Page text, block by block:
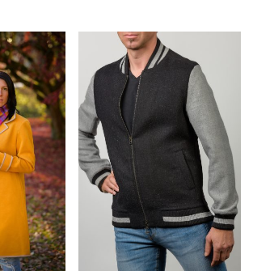
Varianten
auf.
Die
Optionen
können
auf
der
Produktseite
gewählt
werden
auf.
Die
Optionen
können
auf
der
Produktseite
gewählt
werden